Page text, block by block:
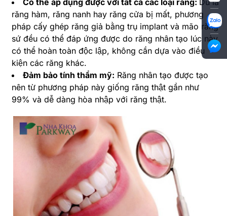
răng hàm, răng nanh hay răng cửa bị mất, phương
pháp cấy ghép răng giả bằng trụ implant và mão răng
sứ đều có thể đáp ứng được do răng nhân tạo lúc này
có thể hoàn toàn độc lập, không cần dựa vào điều
kiện các răng khác.
Đảm bảo tính thẩm mỹ: Răng nhân tạo được tạo
nên từ phương pháp này giống răng thật gần như
99% và dễ dàng hòa nhập với răng thật.